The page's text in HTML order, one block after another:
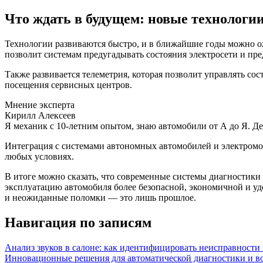
Что ждать в будущем: новые
Технологии развиваются быстро, и в ближайшие годы можно
позволит системам предугадывать состояния электросети и
Также развивается телеметрия, которая позволит управлять
посещения сервисных центров.
Мнение эксперта
Кирилл Алексеев
Я механик с 10-летним опытом, знаю автомобили от А до Я.
Интеграция с системами автономных автомобилей и
любых условиях.
В итоге можно сказать, что современные системы
эксплуатацию автомобиля более безопасной, экономичной и
и неожиданные поломки — это лишь прошлое.
Навигация по записям
Анализ звуков в салоне: как идентифицировать
Инновационные решения для автоматической диагностики и